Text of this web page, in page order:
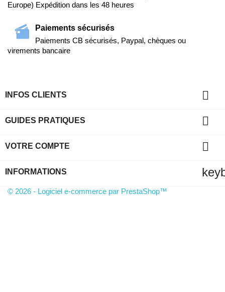
Europe) Expédition dans les 48 heures
Paiements sécurisés
Paiements CB sécurisés, Paypal, chèques ou
virements bancaire
INFOS CLIENTS 
GUIDES PRATIQUES 
VOTRE COMPTE 
INFORMATIONS
© 2026 - Logiciel e-commerce par PrestaShop™